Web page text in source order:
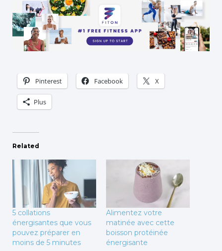
Pinterest Facebook X
Plus
Related
5 collations
énergisantes que vous
pouvez préparer en
moins de 5 minutes
Alimentez votre
matinée avec cette
boisson protéinée
énergisante